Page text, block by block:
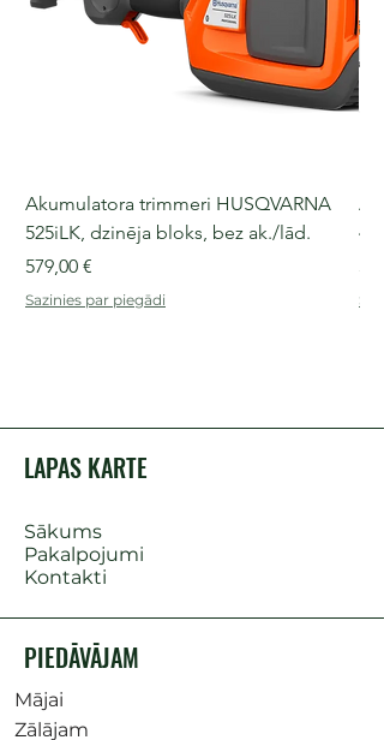
Akumulatora trimmeri HUSQVARNA
525iLK, dzinēja bloks, bez ak./lād.
Cena
579,00 €
Sazinies par piegādi
LAPAS KARTE
Sākums
Pakalpojumi
Kontakti
PIEDĀVĀJAM
Mājai
Zālājam